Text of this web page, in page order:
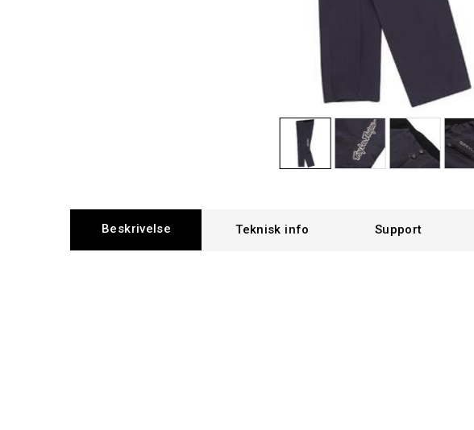
Beskrivelse Teknisk info Support